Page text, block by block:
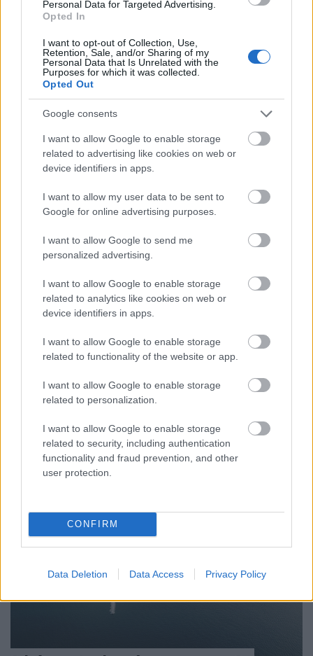
Personal Data for Targeted Advertising.
Opted In
I want to opt-out of Collection, Use,
Retention, Sale, and/or Sharing of my
Personal Data that Is Unrelated with the
Purposes for which it was collected.
Opted Out
Google consents
I want to allow Google to enable storage
related to advertising like cookies on web or
device identifiers in apps.
I want to allow my user data to be sent to
Google for online advertising purposes.
I want to allow Google to send me
personalized advertising.
I want to allow Google to enable storage
related to analytics like cookies on web or
device identifiers in apps.
I want to allow Google to enable storage
related to functionality of the website or app.
I want to allow Google to enable storage
related to personalization.
I want to allow Google to enable storage
related to security, including authentication
functionality and fraud prevention, and other
user protection.
CONFIRM
Data Deletion Data Access Privacy Policy
terveztem, hogy én viszem vissza a buszt
Vancouverből Los Angelesbe. Végig a nyugati
parton, ...
Kenuval British Columbiában
norbonca 2018. július 20.
Hosszú prológ, unalmas előkészületekkel, felelőtlen
beteggel, repüléssel, stb. Ugorjátok át nyugodtan!
Nos megint nem vitorlázás jön. ...